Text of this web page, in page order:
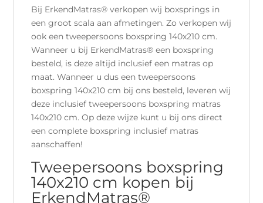
Bij ErkendMatras® verkopen wij boxsprings in
een groot scala aan afmetingen. Zo verkopen wij
ook een tweepersoons boxspring 140x210 cm.
Wanneer u bij ErkendMatras® een boxspring
besteld, is deze altijd inclusief een matras op
maat. Wanneer u dus een tweepersoons
boxspring 140x210 cm bij ons besteld, leveren wij
deze inclusief tweepersoons boxspring matras
140x210 cm. Op deze wijze kunt u bij ons direct
een complete boxspring inclusief matras
aanschaffen!
Tweepersoons boxspring
140x210 cm kopen bij
ErkendMatras®